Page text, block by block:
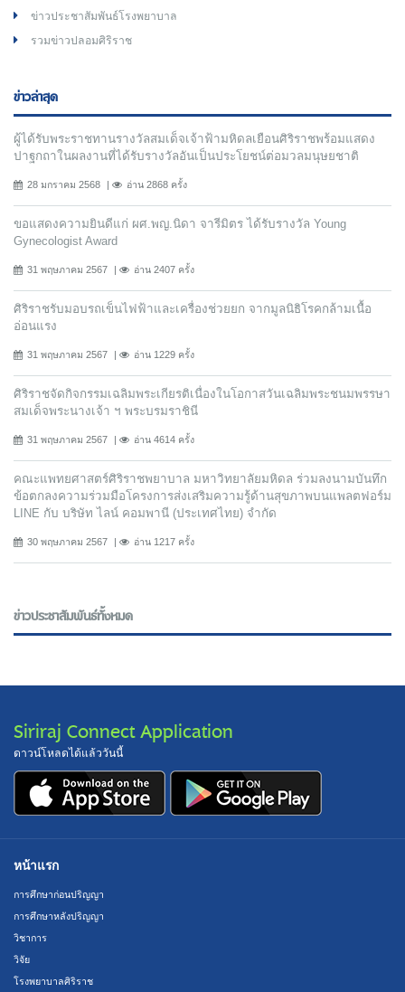
ข่าวประชาสัมพันธ์โรงพยาบาล
รวมข่าวปลอมศิริราช
ข่าวล่าสุด
ผู้ได้รับพระราชทานรางวัลสมเด็จเจ้าฟ้ามหิดลเยือนศิริราชพร้อมแสดง
ปาฐกถาในผลงานที่ได้รับรางวัลอันเป็นประโยชน์ต่อมวลมนุษยชาติ
28 มกราคม 2568 อ่าน 2868 ครั้ง
ขอแสดงความยินดีแก่ ผศ.พญ.นิดา จารีมิตร ได้รับรางวัล Young
Gynecologist Award
31 พฤษภาคม 2567 อ่าน 2407 ครั้ง
ศิริราชรับมอบรถเข็นไฟฟ้าและเครื่องช่วยยก จากมูลนิธิโรคกล้ามเนื้อ
อ่อนแรง
31 พฤษภาคม 2567 อ่าน 1229 ครั้ง
ศิริราชจัดกิจกรรมเฉลิมพระเกียรติเนื่องในโอกาสวันเฉลิมพระชนมพรรษา
สมเด็จพระนางเจ้า ฯ พระบรมราชินี
31 พฤษภาคม 2567 อ่าน 4614 ครั้ง
คณะแพทยศาสตร์ศิริราชพยาบาล มหาวิทยาลัยมหิดล ร่วมลงนามบันทึก
ข้อตกลงความร่วมมือโครงการส่งเสริมความรู้ด้านสุขภาพบนแพลตฟอร์ม
LINE กับ บริษัท ไลน์ คอมพานี (ประเทศไทย) จํากัด
30 พฤษภาคม 2567 อ่าน 1217 ครั้ง
ข่าวประชาสัมพันธ์ทั้งหมด
Siriraj Connect Application
ดาวน์โหลดได้แล้ววันนี้
หน้าแรก
การศึกษาก่อนปริญญา
การศึกษาหลังปริญญา
วิชาการ
วิจัย
โรงพยาบาลศิริราช